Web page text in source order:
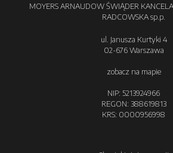
MOYERS ARNAUDOW ŚWIĄDER
RADCOWSKA sp.p.
ul. Janusza Kurtyki 4
02-676 Warszawa
zobacz na mapie
NIP: 5213924966
REGON: 388619813
KRS: 0000956998